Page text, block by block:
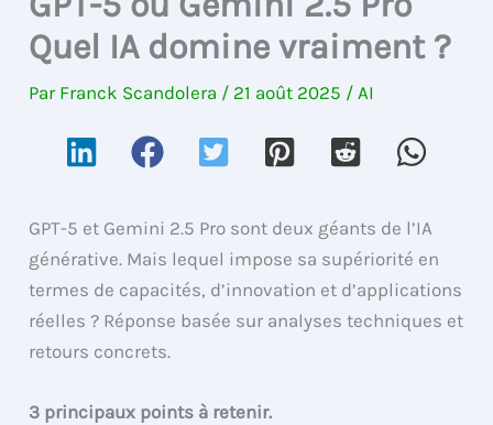
Quel IA domine vraiment ?
Par Franck Scandolera / 21 août 2025 /AI
GPT-5 et Gemini 2.5 Pro sont deux géants de l’IA
générative. Mais lequel impose sa supériorité en
termes de capacités, d’innovation et d’applications
réelles ? Réponse basée sur analyses techniques et
retours concrets.
3 principaux points à retenir.